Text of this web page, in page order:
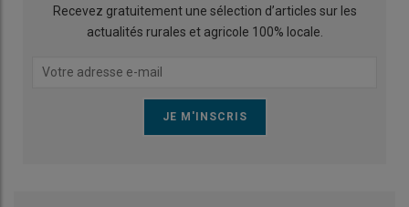
Recevez gratuitement une sélection d’articles sur les
actualités rurales et agricole 100% locale.